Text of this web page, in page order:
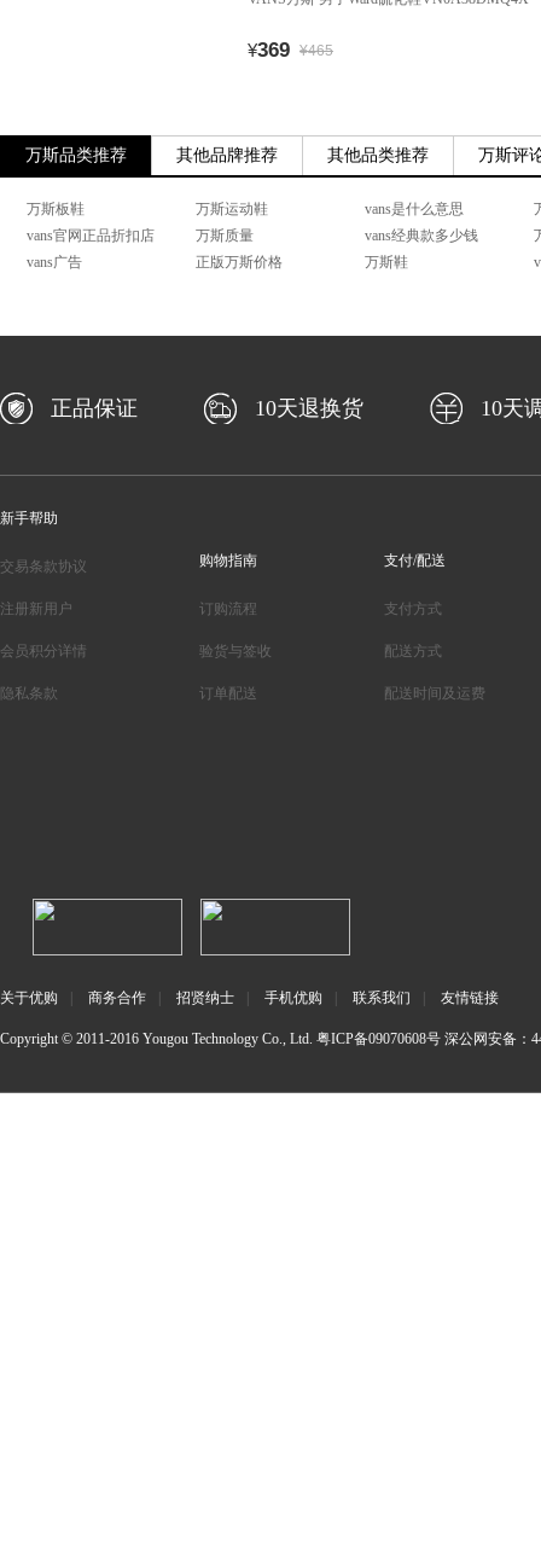
¥369 ¥465
万斯品类推荐 其他品牌推荐 其他品类推荐 万斯评
万斯板鞋 万斯运动鞋 vans是什么意思
vans官网正品折扣店
万斯质量 vans经典款多少钱
vans广告
正版万斯价格 万斯鞋
正品保证 10天退换货 10天
新手帮助
交易条款协议
注册新用户
会员积分详情
隐私条款
购物指南
订购流程
验货与签收
订单配送
支付/配送
支付方式
配送方式
配送时间及运费
关于优购 商务合作 招贤纳士 手机优购 联系我们 友情链接
Copyright © 2011-2016 Yougou Technology Co., Ltd. 粤ICP备09070608号 深公网安备：